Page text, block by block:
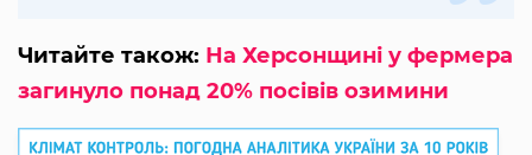
Читайте також: На Херсонщині у фермера
загинуло понад 20% посівів озимини